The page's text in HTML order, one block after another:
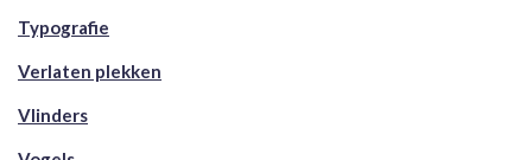
Typografie
Verlaten plekken
Vlinders